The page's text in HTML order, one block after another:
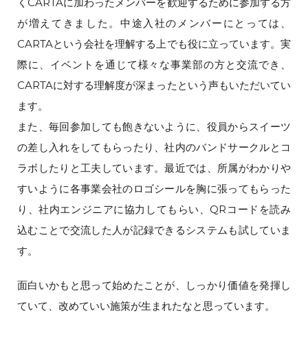
が増えてきました。中途入社のメンバーにとっては、
CARTAという会社を理解する上でも役に立っています。実
際に、イベントを通じて様々な事業部の方と交流でき、
CARTAに対する理解度が深まったという声もいただいてい
ます。
また、毎回参加しても飽きないように、役員からスイーツ
の差し入れをしてもらったり、社内のバンドサークルとコ
ラボしたりと工夫しています。最近では、所属がわかりや
すいように各事業会社のロゴシールを胸に張ってもらった
り、社内エンジニアに協力してもらい、QRコードを読み
込むことで交流した人が記録できるシステムも試していま
す。
面白いかもと思って始めたことが、しっかり価値を発揮し
ていて、改めていい施策が生まれたなと思っています。